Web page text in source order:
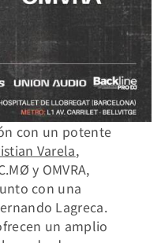
con un potente
Varela,
y OMVRA,
con una
Lagreca.
un amplio